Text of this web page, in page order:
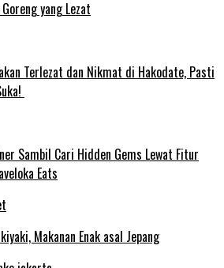
yang Lezat
Terlezat dan Nikmat di Hakodate, Pasti
Sambil Cari Hidden Gems Lewat Fitur
Eats
Makanan Enak asal Jepang